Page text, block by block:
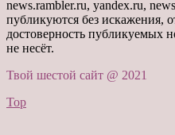
news.rambler.ru, yandex.ru,
публикуются без искажения,
достоверность публикуемых
не несёт.
Твой шестой сайт @ 2021
Top